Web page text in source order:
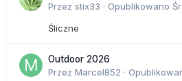
Przez stix33 · Opublikowano
Śliczne
Outdoor 2026
Przez Marcel852 ·